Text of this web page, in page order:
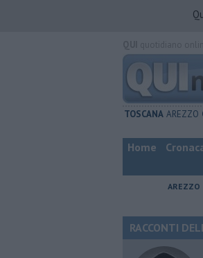
TOSCANA AREZZO
Home
AREZZO
RACCONTI